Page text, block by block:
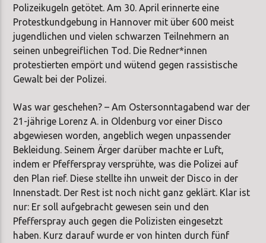
Polizeikugeln getötet. Am 30. April erinnerte eine
Protestkundgebung in Hannover mit über 600 meist
jugendlichen und vielen schwarzen Teilnehmern an
seinen unbegreiflichen Tod. Die Redner*innen
protestierten empört und wütend gegen rassistische
Gewalt bei der Polizei.
Was war geschehen? – Am Ostersonntagabend war der
21-jährige Lorenz A. in Oldenburg vor einer Disco
abgewiesen worden, angeblich wegen unpassender
Bekleidung. Seinem Ärger darüber machte er Luft,
indem er Pfefferspray versprühte, was die Polizei auf
den Plan rief. Diese stellte ihn unweit der Disco in der
Innenstadt. Der Rest ist noch nicht ganz geklärt. Klar ist
nur: Er soll aufgebracht gewesen sein und den
Pfefferspray auch gegen die Polizisten eingesetzt
haben. Kurz darauf wurde er von hinten durch fünf